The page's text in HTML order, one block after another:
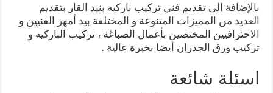
بالإضافة الى تقديم فني تركيب باركيه بنيد القار بتقديم
العديد من المميزات المتنوعة و المختلفة بيد أمهر الفنيين و
الاحترافيين المختصين بأعمال الصباغة ، تركيب الباركيه و
تركيب ورق الجدران أيضا بخبرة عالية .
اسئلة شائعة